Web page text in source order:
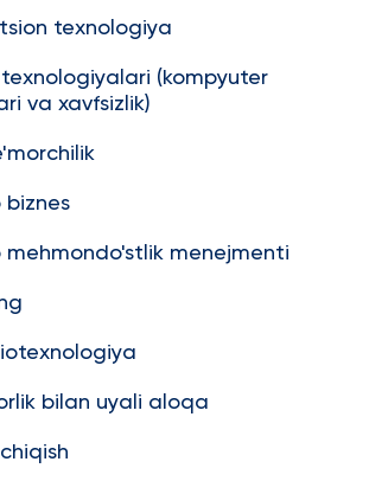
texnologiya
(kompyuter
va xavfsizlik)
biznes
mehmondo'stlik menejmenti
bilan uyali aloqa